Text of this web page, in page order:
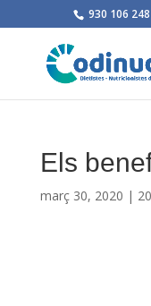
930 106 248
Els
març 30, 2020 |